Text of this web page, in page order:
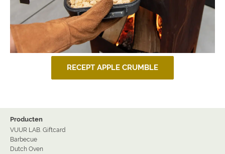
RECEPT APPLE CRUMBLE
Producten
VUUR LAB. Giftcard
Barbecue
Dutch Oven